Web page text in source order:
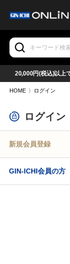
20,000円(税込)以上
HOME 〉 ログイン
ログイン
新規会員登録
GIN-ICHI会員の方